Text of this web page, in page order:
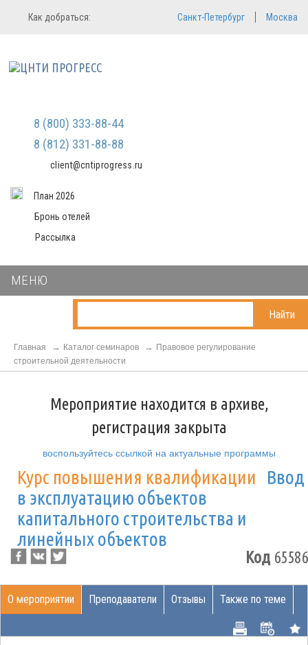
Регистрация
Мы не передаем ваши данные
третьим лицам и не рассылаем
Вход в систему
Как добраться: Санкт-Петербург Москва
8 (800) 333-88-44
8 (812) 331-88-88
client@cntiprogress.ru
План 2026
Бронь отелей
Рассылка
МЕНЮ
Найти
Главная Каталог семинаров
Правовое регулирование
строительной деятельности
Мероприятие находится в архиве,
регистрация закрыта
воспользуйтесь ссылкой на актуальные программы
Курс повышения квалификации
Ввод
в эксплуатацию объектов
капитального строительства и
линейных объектов
Код65586
О мероприятии Преподаватели Отзывы Также по теме